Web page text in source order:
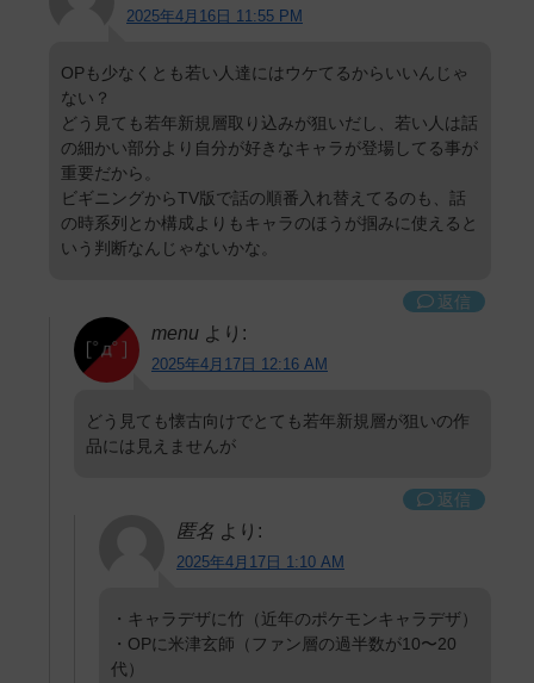
2025年4月16日 11:55 PM
OPも少なくとも若い人達にはウケてるからいいんじゃ
ない？
どう見ても若年新規層取り込みが狙いだし、若い人は話
の細かい部分より自分が好きなキャラが登場してる事が
重要だから。
ビギニングからTV版で話の順番入れ替えてるのも、話
の時系列とか構成よりもキャラのほうが掴みに使えると
いう判断なんじゃないかな。
返信
menu より:
2025年4月17日 12:16 AM
どう見ても懐古向けでとても若年新規層が狙いの作
品には見えませんが
返信
匿名 より:
2025年4月17日 1:10 AM
・キャラデザに竹（近年のポケモンキャラデザ）
・OPに米津玄師（ファン層の過半数が10〜20
代）